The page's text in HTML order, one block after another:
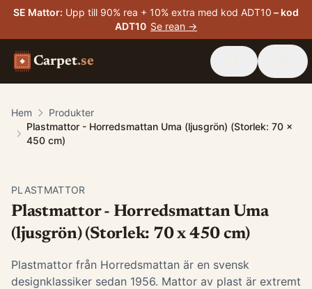
SE Mattor: Upp till 90% rea + 10% extra med kod ADT10 – kod
ADT10 Se rean →
Carpet.se
Hem
Produkter
Plastmattor - Horredsmattan Uma (ljusgrön) (Storlek: 70 x
450 cm)
PLASTMATTOR
Plastmattor - Horredsmattan Uma
(ljusgrön) (Storlek: 70 x 450 cm)
Plastmattor från Horredsmattan är en svensk
designklassiker sedan 1956. Mattor av plast är extremt